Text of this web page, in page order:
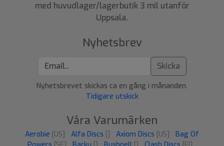
med huvudlager/lagerbutik 3 mil utanför
Uppsala.
Nyhetsbrev
Skicka
Nyhetsbrevet skickas ca en gång i månanden.
Tidigare utskick
Våra Varumärken
Aerobie [US] Alfa Discs Axiom Discs [US]
Bag Of